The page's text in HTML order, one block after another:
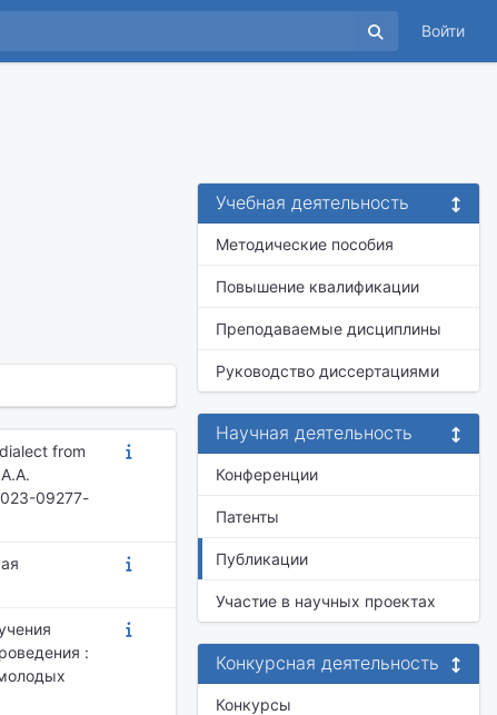
Войти
from
023-09277-
:
Учебная деятельность
Методические пособия
Повышение квалификации
Преподаваемые дисциплины
Руководство диссертациями
Научная деятельность
Конференции
Патенты
Публикации
Участие в научных проектах
Конкурсная деятельность
Конкурсы